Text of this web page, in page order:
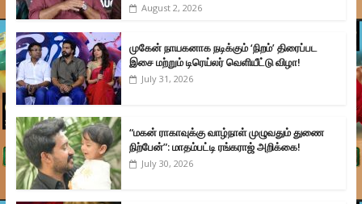
August 2, 2026
முகேன் நாயகனாக நடிக்கும் ‘நிறம்’ திரைப்பட
இசை மற்றும் டிரெய்லர் வெளியீட்டு விழா!
July 31, 2026
“மகன் ராகாவுக்கு வாழ்நாள் முழுவதும் துணை
நிற்பேன்”: மாதம்பட்டி ரங்கராஜ் அறிக்கை!
July 30, 2026